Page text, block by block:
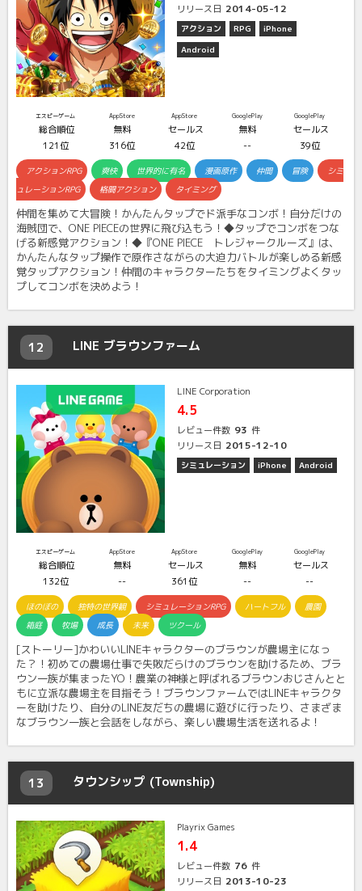
リリース日 2014-05-12
アクション RPG
iPhone
Android
エスピーゲーム
総合順位
121位
AppStore
無料
316位
AppStore
セールス
42位
GooglePlay
無料
--
GooglePlay
セールス
39位
アクションRPG 爽快 世界的に有名 漫画原作 仲間 冒険
シミ
ュレーションRPG
格闘アクション タイミング
仲間を集めて大冒険！かんたんタップでド派手なコンボ！自分だけの
海賊団で、ONE PIECEの世界に飛び込もう！◆タップでコンボをつな
げる新感覚アクション！◆『ONE PIECE トレジャークルーズ』は、
かんたんなタップ操作で原作さながらの大迫力バトルが楽しめる新感
覚タップアクション！仲間のキャラクターたちをタイミングよくタッ
プしてコンボを決めよう！
12 LINE ブラウンファーム
LINE Corporation
4.5
レビュー件数 93 件
リリース日 2015-12-10
シミュレーション iPhone Android
エスピーゲーム
総合順位
132位
AppStore
無料
--
AppStore
セールス
361位
GooglePlay
無料
--
GooglePlay
セールス
--
ほのぼの 独特の世界観 シミュレーションRPG ハートフル
農園
箱庭
牧場 成長 未来 ツクール
[ストーリー]かわいいLINEキャラクターのブラウンが農場主になっ
た？！初めての農場仕事で失敗だらけのブラウンを助けるため、ブラ
ウン一族が集まったYO！農業の神様と呼ばれるブラウンおじさんとと
もに立派な農場主を目指そう！ブラウンファームではLINEキャラクタ
ーを助けたり、自分のLINE友だちの農場に遊びに行ったり、さまざま
なブラウン一族と会話をしながら、楽しい農場生活を送れるよ！
13 タウンシップ (Township)
Playrix Games
1.4
レビュー件数 76 件
リリース日 2013-10-23